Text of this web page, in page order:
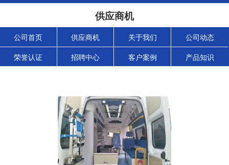
供应商机
公司首页 供应商机 关于我们 公司动态
荣誉认证 招聘中心 客户案例 产品知识